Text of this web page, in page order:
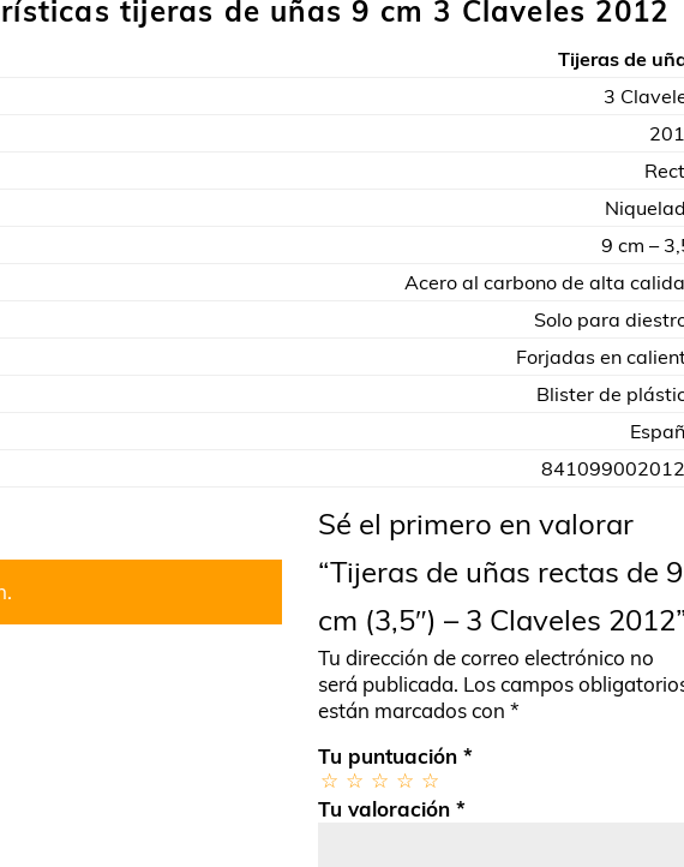
tijeras de uñas 9 cm 3 Claveles 2012
Tijeras de
3
9 cm –
Acero al carbono de alta
Solo para
Forjadas en
Blister de
Sé el primero en valorar
“Tijeras de uñas rectas de 9
cm (3,5″) – 3 Claveles
Tu dirección de correo electrónico no
será publicada. Los campos
están marcados con *
Tu puntuación *
Tu valoración *